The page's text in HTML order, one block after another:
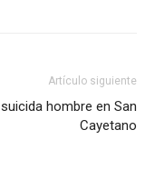
Artículo siguiente
hombre en San
Cayetano